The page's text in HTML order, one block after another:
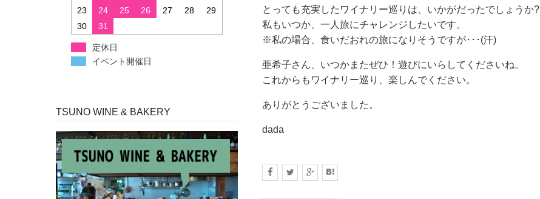
とっても充実したワイナリー巡りは、いかがだったでしょうか?
私もいつか、一人旅にチャレンジしたいです。
※私の場合、食いだおれの旅になりそうですが･･･(汗)
亜希子さん、いつかまたぜひ！遊びにいらしてくださいね。
これからもワイナリー巡り、楽しんでください。
ありがとうございました。
dada
23
24 25 26 27 28
29
30
31
定休日
イベント開催日
TSUNO WINE & BAKERY